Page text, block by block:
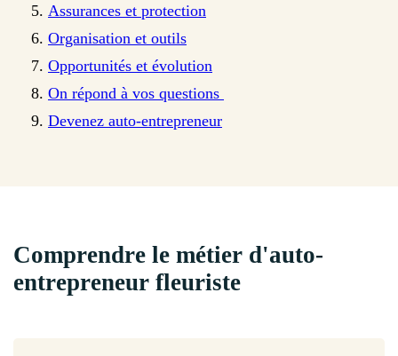
Assurances et protection
Organisation et outils
Opportunités et évolution
On répond à vos questions
Devenez auto-entrepreneur
Comprendre le métier d'auto-
entrepreneur fleuriste